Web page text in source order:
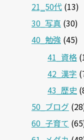
21‗50代 (13)
30_写真 (30)
40_勉強 (45)
41_資格
42_漢字
43_歴史
50_ブログ
60_子育て